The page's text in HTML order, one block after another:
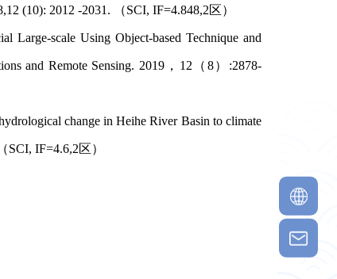
(10): 2012 -2031. （SCI, IF=4.848,2区）
scale Using Object-based Technique and
and Remote Sensing. 2019，12（8）:2878-
change in Heihe River Basin to climate
SCI, IF=4.6,2区）